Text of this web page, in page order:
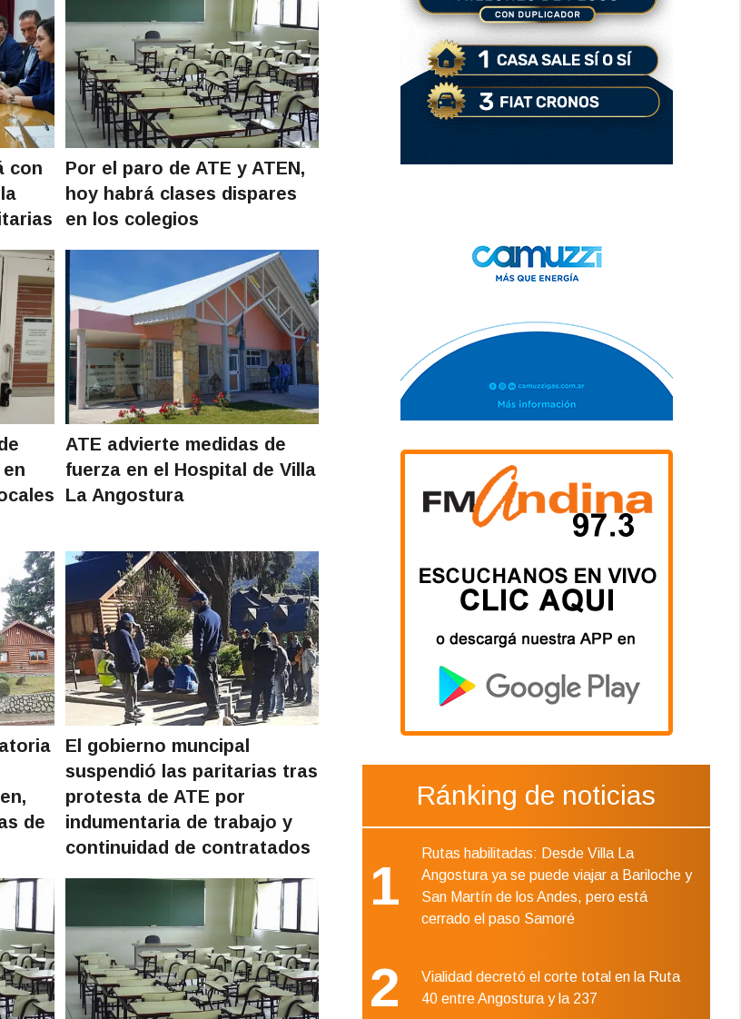
con
Por el paro de ATE y ATEN,
hoy habrá clases dispares
en los colegios
ATE advierte medidas de
fuerza en el Hospital de Villa
La Angostura
de
El gobierno muncipal
suspendió las paritarias tras
protesta de ATE por
indumentaria de trabajo y
continuidad de contratados
Ránking de noticias
1
Rutas habilitadas: Desde Villa La
Angostura ya se puede viajar a Bariloche y
San Martín de los Andes, pero está
cerrado el paso Samoré
2
Vialidad decretó el corte total en la Ruta
40 entre Angostura y la 237